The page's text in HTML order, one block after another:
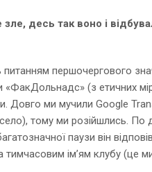
десь так воно і
першочергового
«ФакДольнадс» (з етичних
Довго ми мучили Google
тому ми розійшлись. По
паузи він
тимчасовим ім’ям клубу